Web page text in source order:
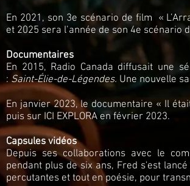
En 2021, son 3e scénario de film «
et 2025 sera l’année de son 4e scénario
Documentaires
En 2015, Radio Canada diffusait une
:Saint-Élie-de-Légendes. Une nouvelle
En janvier 2023, le documentaire « Il
puis sur ICI EXPLORA en février 2023.
Capsules vidéos
Depuis ses collaborations avec le
pendant plus de six ans, Fred s'est
percutantes et tout en poésie, pour